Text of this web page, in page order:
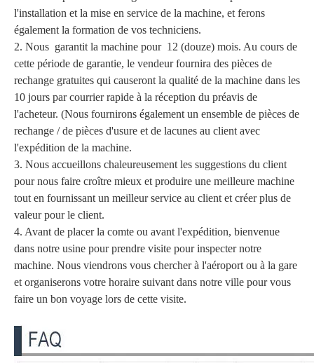
l'installation et la mise en service de la machine, et ferons
également la formation de vos techniciens.
2. Nous garantit la machine pour 12 (douze) mois. Au cours de
cette période de garantie, le vendeur fournira des pièces de
rechange gratuites qui causeront la qualité de la machine dans les
10 jours par courrier rapide à la réception du préavis de
l'acheteur. (Nous fournirons également un ensemble de pièces de
rechange / de pièces d'usure et de lacunes au client avec
l'expédition de la machine.
3. Nous accueillons chaleureusement les suggestions du client
pour nous faire croître mieux et produire une meilleure machine
tout en fournissant un meilleur service au client et créer plus de
valeur pour le client.
4. Avant de placer la comte ou avant l'expédition, bienvenue
dans notre usine pour prendre visite pour inspecter notre
machine. Nous viendrons vous chercher à l'aéroport ou à la gare
et organiserons votre horaire suivant dans notre ville pour vous
faire un bon voyage lors de cette visite.